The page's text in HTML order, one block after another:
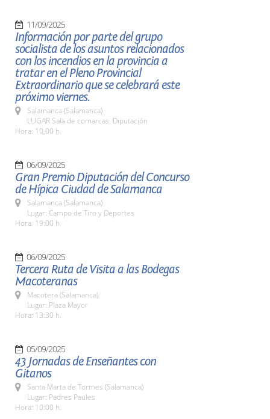
11/09/2025
Información por parte del grupo
socialista de los asuntos relacionados
con los incendios en la provincia a
tratar en el Pleno Provincial
Extraordinario que se celebrará este
próximo viernes.
Salamanca (Salamanca)
LUGAR Sala de comarcas. Diputación
Hora: 10,00 h.
06/09/2025
Gran Premio Diputación del Concurso
de Hípica Ciudad de Salamanca
Salamanca (Salamanca)
Lugar: Campo de Tiro y Deportes
Hora: 19:00 h.
06/09/2025
Tercera Ruta de Visita a las Bodegas
Macoteranas
Macotera (Salamanca)
Lugar: Plaza Mayor
Hora: 13:30 h.
05/09/2025
43 Jornadas de Enseñantes con
Gitanos
Santa Marta de Tormes (Salamanca)
Lugar: Padres Paules
Hora: 10:00 h.